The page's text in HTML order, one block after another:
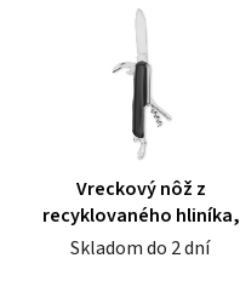
Vreckový nôž z
recyklovaného hliníka,
Black
Skladom do 2 dní